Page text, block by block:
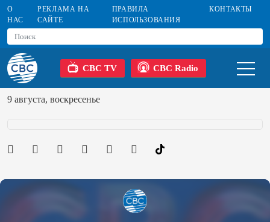
О
НАС
РЕКЛАМА НА
САЙТЕ
ПРАВИЛА
ИСПОЛЬЗОВАНИЯ
КОНТАКТЫ
CBC TV CBC Radio
9 августа, воскресенье